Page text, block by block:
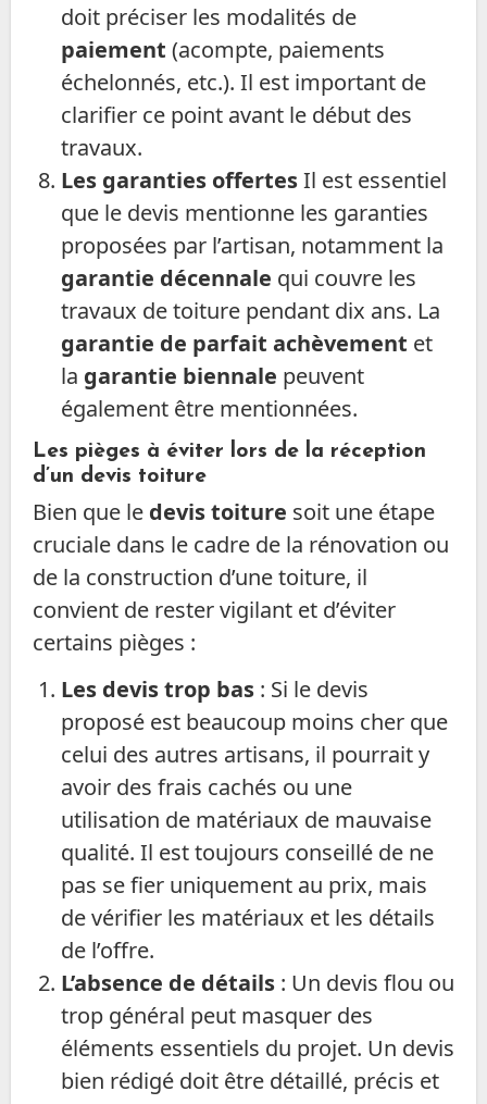
doit préciser les modalités de
paiement (acompte, paiements
échelonnés, etc.). Il est important de
clarifier ce point avant le début des
travaux.
Les garanties offertesIl est essentiel
que le devis mentionne les garanties
proposées par l’artisan, notamment la
garantie décennale qui couvre les
travaux de toiture pendant dix ans. La
garantie de parfait achèvement et
la garantie biennale peuvent
également être mentionnées.
Les pièges à éviter lors de la réception
d’un devis toiture
Bien que le devis toiture soit une étape
cruciale dans le cadre de la rénovation ou
de la construction d’une toiture, il
convient de rester vigilant et d’éviter
certains pièges :
Les devis trop bas: Si le devis
proposé est beaucoup moins cher que
celui des autres artisans, il pourrait y
avoir des frais cachés ou une
utilisation de matériaux de mauvaise
qualité. Il est toujours conseillé de ne
pas se fier uniquement au prix, mais
de vérifier les matériaux et les détails
de l’offre.
L’absence de détails: Un devis flou ou
trop général peut masquer des
éléments essentiels du projet. Un devis
bien rédigé doit être détaillé, précis et